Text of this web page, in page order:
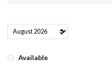
Available